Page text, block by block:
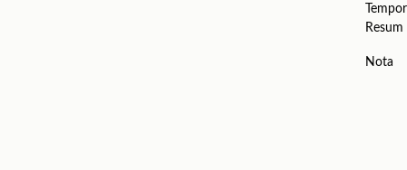
Resum
Nota